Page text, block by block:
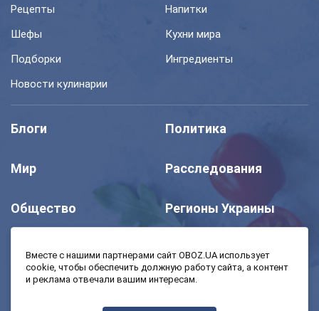
Рецепты
Напитки
Шефы
Кухни мира
Подборки
Ингредиенты
Новости кулинарии
Блоги Политика
Мир Расследования
Общество Регионы Украины
Моя школа Авто
Вместе с нашими партнерами сайт OBOZ.UA использует
cookie, чтобы обеспечить должную работу сайта, а контент
и реклама отвечали вашим интересам.